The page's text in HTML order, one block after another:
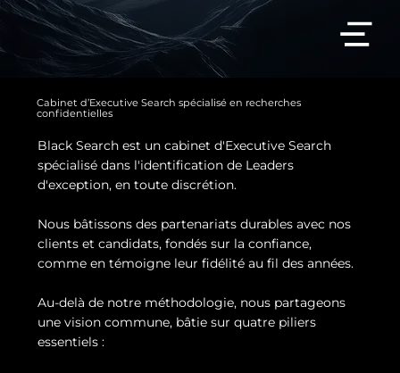
Cabinet d’Executive Search spécialisé en recherches
confidentielles
Black Search est un cabinet d'Executive Search
spécialisé dans l'identification de Leaders
d'exception, en toute discrétion.
Nous bâtissons des partenariats durables avec nos
clients et candidats, fondés sur la confiance,
comme en témoigne leur fidélité au fil des années.
Au-delà de notre méthodologie, nous partageons
une vision commune, bâtie sur quatre piliers
essentiels :